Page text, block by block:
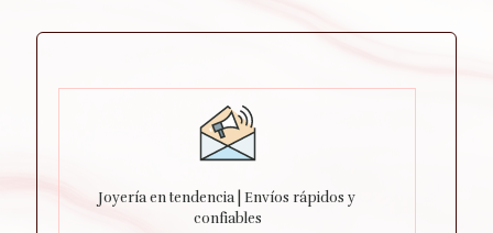
Joyería en tendencia | Envíos rápidos y
confiables